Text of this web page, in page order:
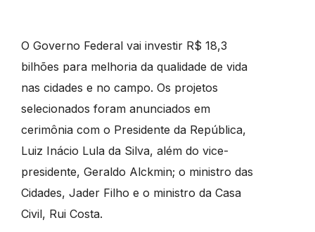
O Governo Federal vai investir R$ 18,3
bilhões para melhoria da qualidade de vida
nas cidades e no campo. Os projetos
selecionados foram anunciados em
cerimônia com o Presidente da República,
Luiz Inácio Lula da Silva, além do vice-
presidente, Geraldo Alckmin; o ministro das
Cidades, Jader Filho e o ministro da Casa
Civil, Rui Costa.